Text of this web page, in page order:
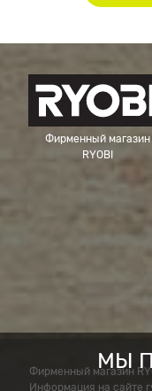
МЫ
Фирменный магазин
RYOBI
Фирменный магазин
Информация на сайте